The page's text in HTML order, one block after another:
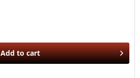
Add to cart